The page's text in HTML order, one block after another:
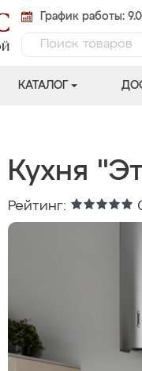
График работы:
КАТАЛОГ
Кухня
Рейтинг: